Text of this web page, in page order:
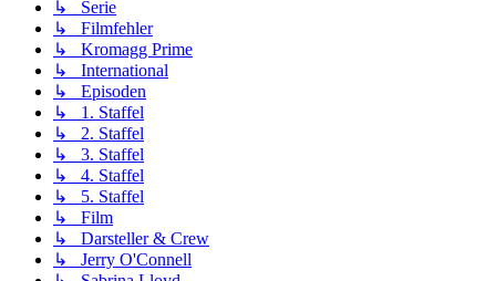
↳ Serie
↳ Filmfehler
↳ Kromagg Prime
↳ International
↳ Episoden
↳ 1. Staffel
↳ 2. Staffel
↳ 3. Staffel
↳ 4. Staffel
↳ 5. Staffel
↳ Film
↳ Darsteller & Crew
↳ Jerry O'Connell